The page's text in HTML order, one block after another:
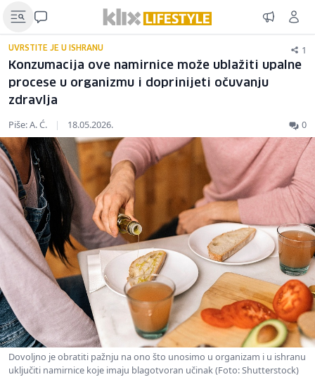
UVRSTITE JE U ISHRANU 1
Konzumacija ove namirnice može ublažiti upalne
procese u organizmu i doprinijeti očuvanju
zdravlja
Piše: A. Ć. | 18.05.2026. 0
Dovoljno je obratiti pažnju na ono što unosimo u organizam i u ishranu
uključiti namirnice koje imaju blagotvoran učinak (Foto: Shutterstock)